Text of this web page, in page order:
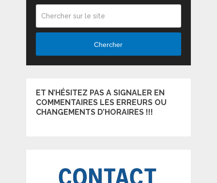
Chercher
ET N’HÉSITEZ PAS A SIGNALER EN
COMMENTAIRES LES ERREURS OU
CHANGEMENTS D’HORAIRES !!!